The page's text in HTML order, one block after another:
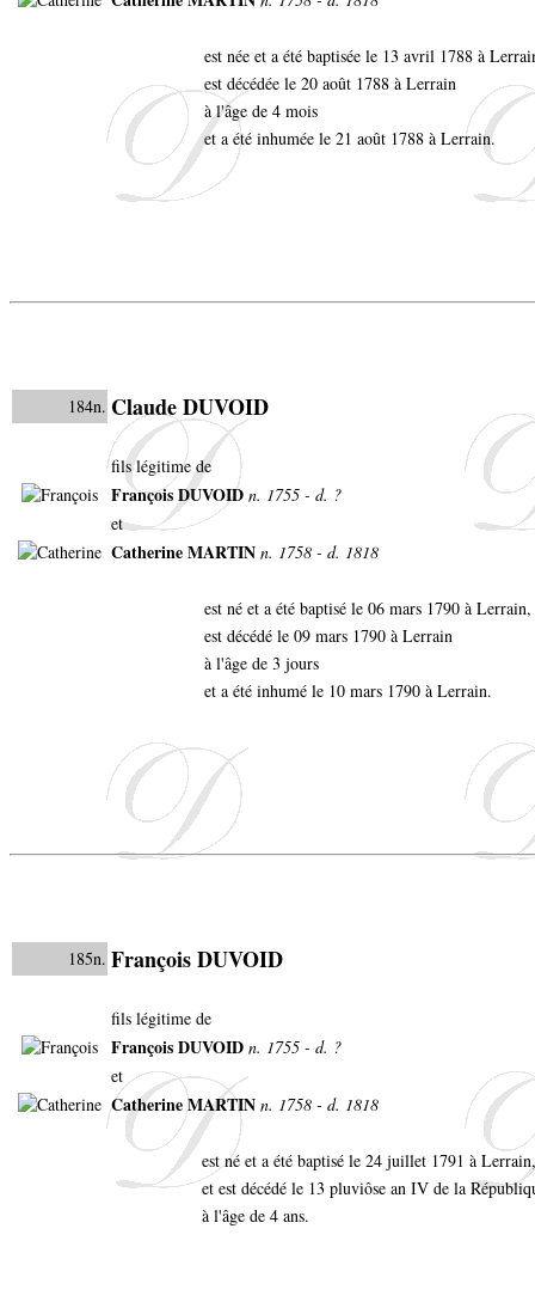
est née et a été baptisée le 13 avril 1788 à
est décédée le 20 août 1788 à Lerrain
à l'âge de 4 mois
et a été inhumée le 21 août 1788 à Lerrain.
184n. Claude DUVOID
fils légitime de
François DUVOID n. 1755 - d. ?
et
Catherine MARTIN n. 1758 - d. 1818
est né et a été baptisé le 06 mars 1790 à Lerrain,
est décédé le 09 mars 1790 à Lerrain
à l'âge de 3 jours
et a été inhumé le 10 mars 1790 à Lerrain.
185n. François DUVOID
fils légitime de
François DUVOID n. 1755 - d. ?
et
Catherine MARTIN n. 1758 - d. 1818
est né et a été baptisé le 24 juillet 1791 à
et est décédé le 13 pluviôse an IV de la
à l'âge de 4 ans.